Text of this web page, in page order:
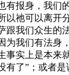
身，我们的
以祂可以离开
们众生的法
为我们有法身
事实上是本来
有了”；或者